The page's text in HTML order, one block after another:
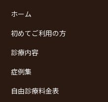
ホーム
初めてご利用の方
診療内容
症例集
自由診療料金表